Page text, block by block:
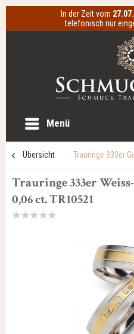
In der Zeit vom
telefonisch nur
Menü
Übersicht Trauringe 333er
Trauringe 333er
0,06 ct. TR10521